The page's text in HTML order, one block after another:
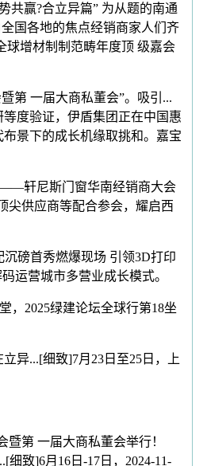
共赢?合立异篇” 为从题的南通
国各地的焦点经销商家人们齐
球增材制制范畴年度顶 级嘉会
第 一届大商私董会”。吸引...
度验证，伊盾集团正在中国惠
景下的成长机缘取挑和。嘉宝
轩尼斯门窗华南经销商大会
尖供应商等配合参会，耀启西
磅首秀燃爆现场 引领3D打印
运营城市多营业成长模式。
2025绿建论坛全球行第18坐
异...[细致]7月23日至25日，上
第 一届大商私董会举行！
致]6月16日-17日，2024-11-